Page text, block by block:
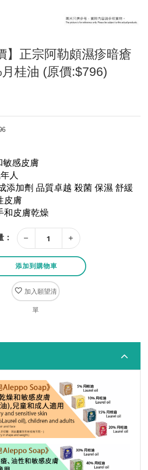
】正宗阿勒頗濕疹暗瘡
桂油 (原價:$796)
敏感皮膚
人
添加劑 品質卓越 殺菌 保濕 舒緩
皮膚
和皮膚乾燥
：
添加到購物車
加入願望清
單